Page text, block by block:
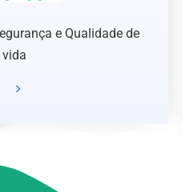
e Qualidade de
vida